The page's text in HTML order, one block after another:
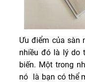
Ưu điểm của sàn
nhiều đó là lý do
biến. Một trong
nó là bạn có thể